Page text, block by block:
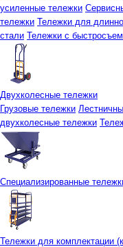
усиленные тележки
тележки Тележки для
стали Тележки с
Двухколесные тележки
Грузовые тележки
двухколесные тележки
Специализированные
Тележки для комплектации